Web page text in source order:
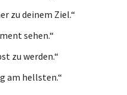
zu deinem Ziel.“
sehen.“
zu werden.“
am hellsten.“